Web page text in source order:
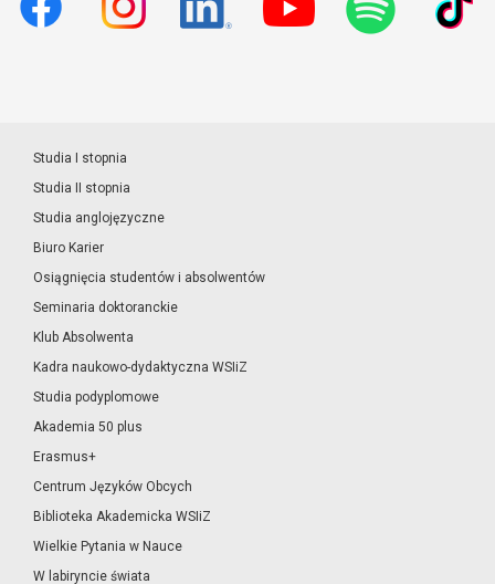
Studia I stopnia
Studia II stopnia
Studia anglojęzyczne
Biuro Karier
Osiągnięcia studentów i absolwentów
Seminaria doktoranckie
Klub Absolwenta
Kadra naukowo-dydaktyczna WSIiZ
Studia podyplomowe
Akademia 50 plus
Erasmus+
Centrum Języków Obcych
Biblioteka Akademicka WSIiZ
Wielkie Pytania w Nauce
W labiryncie świata